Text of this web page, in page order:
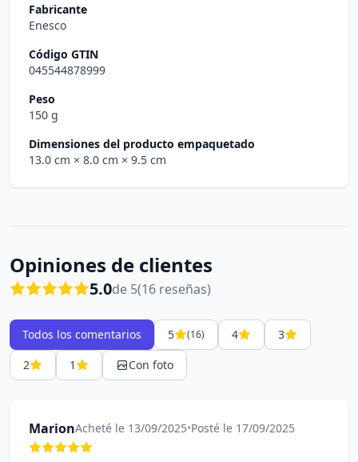
Fabricante
Enesco
Código GTIN
045544878999
Peso
150 g
Dimensiones del producto empaquetado
13.0 cm × 8.0 cm × 9.5 cm
Opiniones de clientes
5.0de 5(16 reseñas)
Todos los comentarios 5 (16) 4
3
2
1 Con foto
MarionAcheté le 13/09/2025•Posté le 17/09/2025